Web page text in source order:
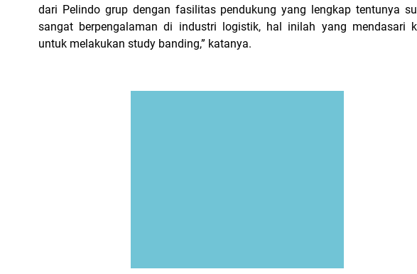
dari Pelindo grup dengan fasilitas pendukung yang lengkap tentunya
sangat berpengalaman di industri logistik, hal inilah yang mendasari
untuk melakukan study banding,” katanya.